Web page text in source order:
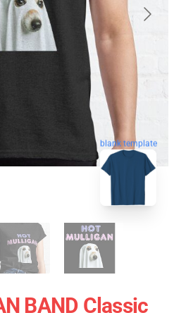
blank template
BAND Classic